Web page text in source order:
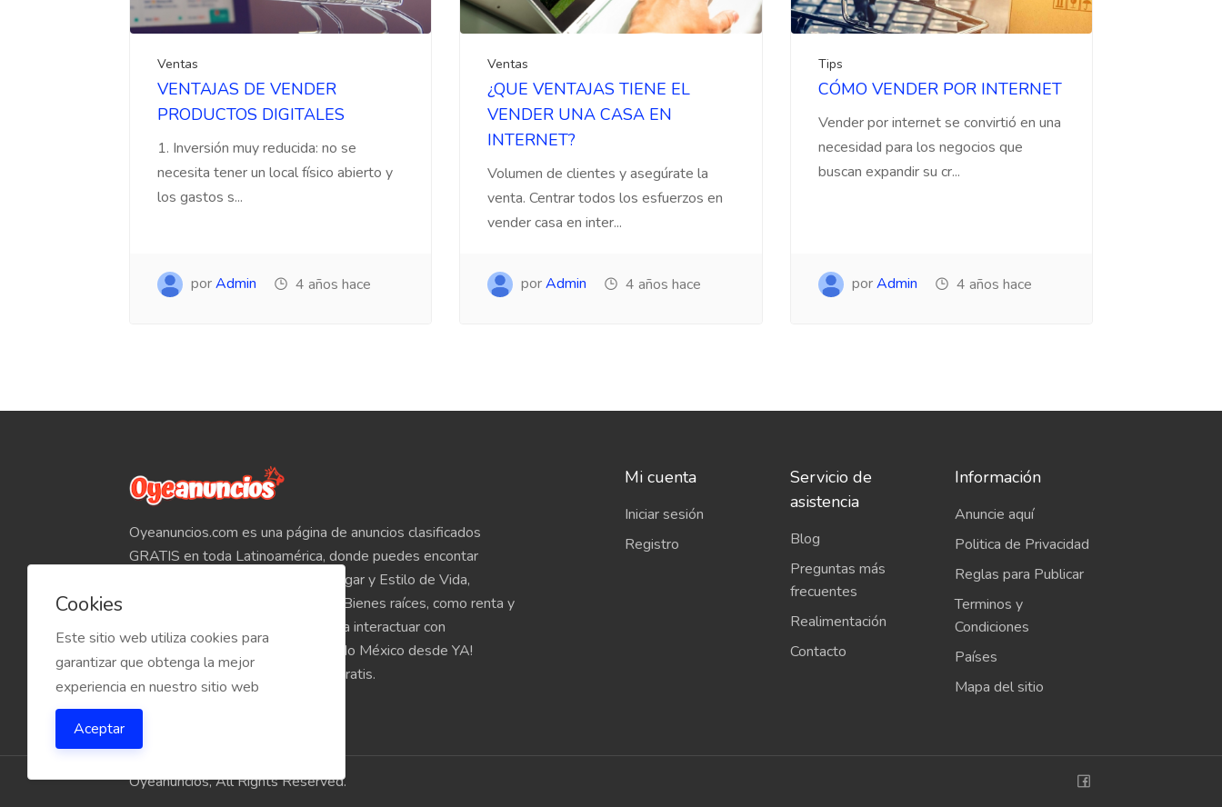
Ventas
VENTAJAS DE VENDER
PRODUCTOS DIGITALES
1. Inversión muy reducida: no se
necesita tener un local físico abierto y
los gastos s...
porAdmin 4 años hace
Ventas
¿QUE VENTAJAS TIENE EL
VENDER UNA CASA EN
INTERNET?
Volumen de clientes y asegúrate la
venta. Centrar todos los esfuerzos en
vender casa en inter...
porAdmin 4 años hace
Tips
CÓMO VENDER POR INTERNET
Vender por internet se convirtió en una
necesidad para los negocios que
buscan expandir su cr...
porAdmin 4 años hace
Oyeanuncios.com es una página de anuncios clasificados
GRATIS en toda Latinoamérica, donde puedes encontar
Empleos, Autos, Motocicletas, Hogar y Estilo de Vida,
Teléfonos, Tabletas, Electrónicos, Bienes raíces, como renta y
venta de inmuebles, etc. Empieza a interactuar con
compradores y vendedores de todo México desde YA!
Oyeanuncios.com es totalmente Gratis.
Mi cuenta
Iniciar sesión
Registro
Servicio de
asistencia
Blog
Preguntas más
frecuentes
Realimentación
Contacto
Información
Anuncie aquí
Politica de Privacidad
Reglas para Publicar
Terminos y
Condiciones
Países
Mapa del sitio
Oyeanuncios, All Rights Reserved.
Cookies
Este sitio web utiliza cookies para
garantizar que obtenga la mejor
experiencia en nuestro sitio web
Aceptar